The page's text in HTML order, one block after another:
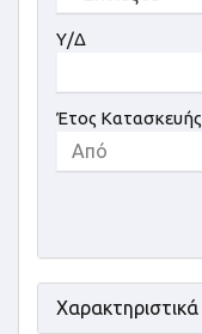
Υ/Δ
Έτος Κατασκευής
Χαρακτηριστικά